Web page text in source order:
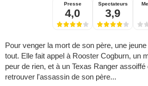
Presse
4,0
Spectateurs
3,9
Pour venger la mort de son père, une
tout. Elle fait appel à Rooster Cogburn, un
peur de rien, et à un Texas Ranger assoiffé
retrouver l'assassin de son père...